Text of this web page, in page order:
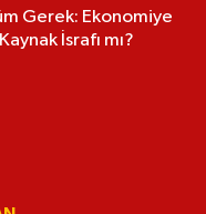
Gerek: Ekonomiye
İsrafı mı?